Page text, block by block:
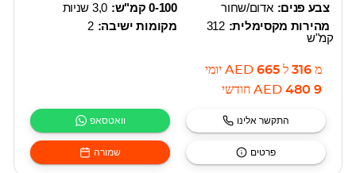
0-100 קמ"ש:
3,0 שניות
מקומות ישיבה: 2
צבע פנים: אדום/שחור
מהירות מקסימלית: 312
קמ"ש
מ 316 ל 665
AED יומי
9 480
AED חודשי
וואטסאפ התקשר אלינו
שמורה פרטים